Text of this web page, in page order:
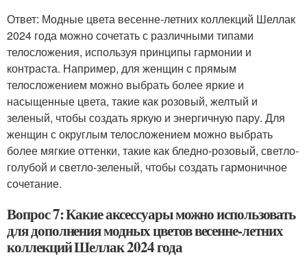
Ответ: Модные цвета весенне-летних коллекций Шеллак
2024 года можно сочетать с различными типами
телосложения, используя принципы гармонии и
контраста. Например, для женщин с прямым
телосложением можно выбрать более яркие и
насыщенные цвета, такие как розовый, желтый и
зеленый, чтобы создать яркую и энергичную пару. Для
женщин с округлым телосложением можно выбрать
более мягкие оттенки, такие как бледно-розовый, светло-
голубой и светло-зеленый, чтобы создать гармоничное
сочетание.
Вопрос 7: Какие аксессуары можно использовать
для дополнения модных цветов весенне-летних
коллекций Шеллак 2024 года